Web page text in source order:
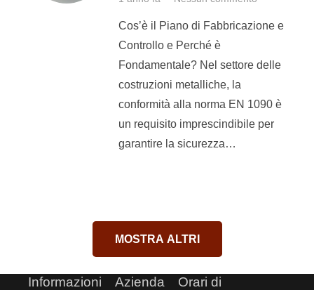
disegno
Per scaricare il programma
clicca qui.
I ragazzi che vorranno, se arrivano
Per info e iscrizioni:
via Micco, 7 Somma
📩 info@formazionemichelangelo.it
Cos’è il Piano di Fabbricazione e
Controllo e Perché è
Fondamentale? Nel settore delle
costruzioni metalliche, la
conformità alla norma EN 1090 è
un requisito imprescindibile per
garantire la sicurezza…
MOSTRA ALTRI
Informazioni Azienda
Orari di